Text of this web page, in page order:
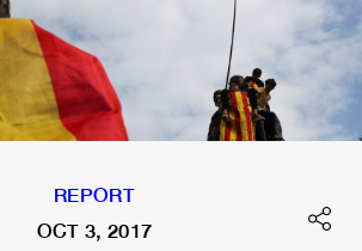
REPORT
OCT 3, 2017